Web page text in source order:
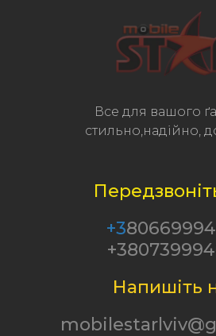
Все для вашого
стильно,надійно,
+3
Напишіть